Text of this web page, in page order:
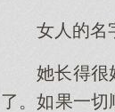
女人的名
她长得很
了。如果一